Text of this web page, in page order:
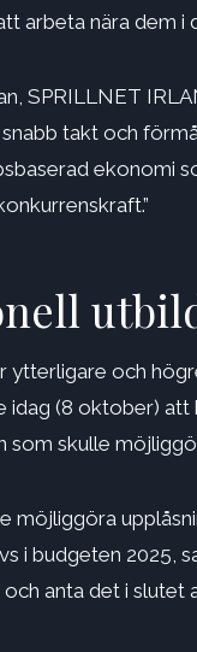
arbeta nära dem i
SPRILLNET
takt och
ekonomi
ytterligare och
idag (8 oktober)
som skulle
möjliggöra
i budgeten 2025,
anta det i slutet